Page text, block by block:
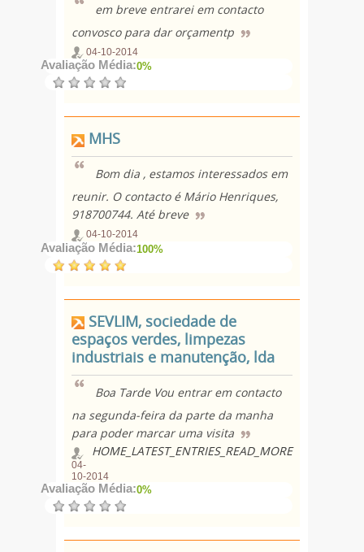
em breve entrarei em contacto
convosco para dar orçamentp
04-10-2014
Avaliação Média:0%
MHS
Bom dia , estamos interessados em
reunir. O contacto é Mário Henriques,
918700744. Até breve
04-10-2014
Avaliação Média:100%
SEVLIM, sociedade de
espaços verdes, limpezas
industriais e manutenção, lda
Boa Tarde Vou entrar em contacto
na segunda-feira da parte da manha
para poder marcar uma visita
HOME_LATEST_ENTRIES_READ_MORE
04-
10-2014
Avaliação Média:0%